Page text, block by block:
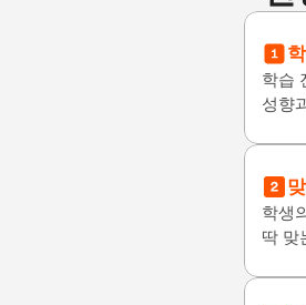
학습
성향
학생
딱 맞